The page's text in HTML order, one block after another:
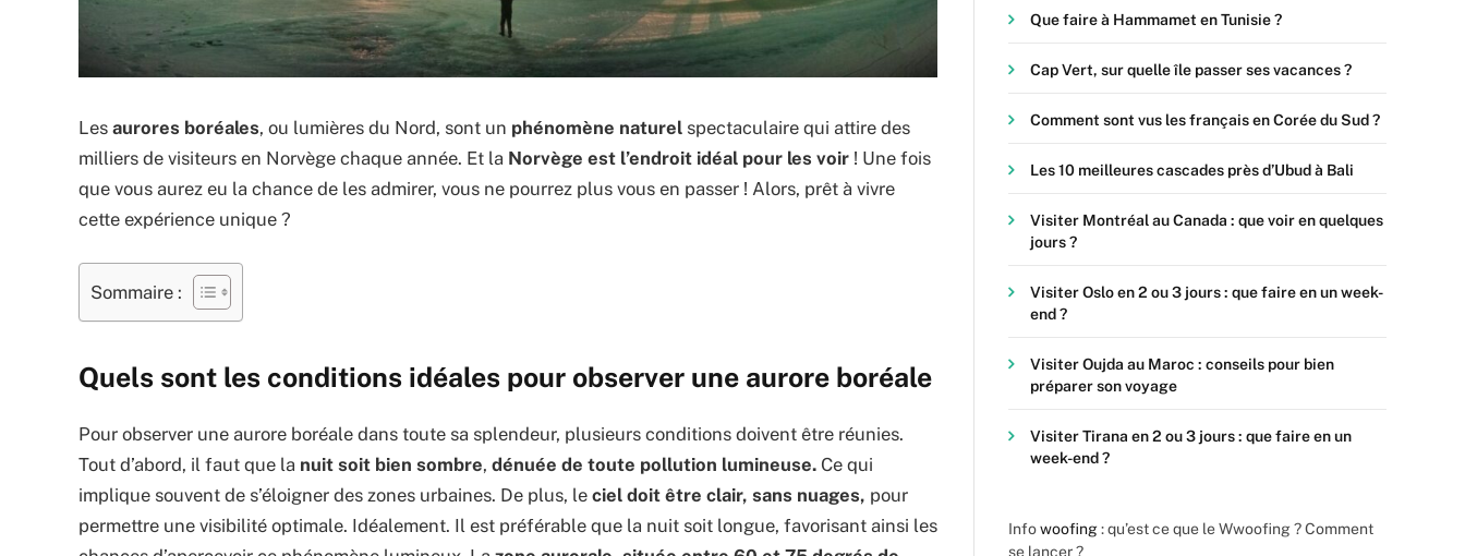
Les aurores boréales, ou lumières du Nord, sont un phénomène naturel spectaculaire qui attire des
milliers de visiteurs en Norvège chaque année. Et la Norvège est l’endroit idéal pour les voir ! Une fois
que vous aurez eu la chance de les admirer, vous ne pourrez plus vous en passer ! Alors, prêt à vivre
cette expérience unique ?
Sommaire :
Quels sont les conditions idéales pour observer une aurore boréale
Pour observer une aurore boréale dans toute sa splendeur, plusieurs conditions doivent être réunies.
Tout d’abord, il faut que la nuit soit bien sombre, dénuée de toute pollution lumineuse. Ce qui
implique souvent de s’éloigner des zones urbaines. De plus, le ciel doit être clair, sans nuages, pour
permettre une visibilité optimale. Idéalement. Il est préférable que la nuit soit longue, favorisant ainsi les
Que faire à Hammamet en Tunisie ?
Cap Vert, sur quelle île passer ses vacances ?
Comment sont vus les français en Corée du Sud ?
Les 10 meilleures cascades près d’Ubud à Bali
Visiter Montréal au Canada : que voir en quelques
jours ?
Visiter Oslo en 2 ou 3 jours : que faire en un week-
end ?
Visiter Oujda au Maroc : conseils pour bien
préparer son voyage
Visiter Tirana en 2 ou 3 jours : que faire en un
week-end ?
Infowoofing: qu’est ce que le Wwoofing ? Comment
se lancer ?